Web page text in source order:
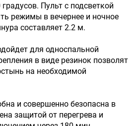
Пульт с подсветкой
режимы в вечернее и ночное
составляет 2.2 м.
для односпальной
в виде резинок позволят
на необходимой
и совершенно безопасна в
защитой от перегрева и